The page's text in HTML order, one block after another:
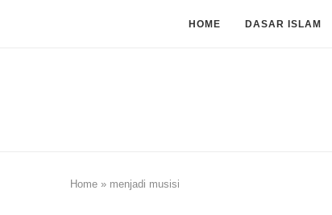
HOME DASAR ISLAM
Home » menjadi musisi